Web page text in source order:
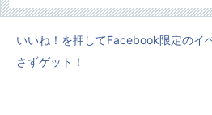
いいね！を押してFacebook限定のイ
さずゲット！